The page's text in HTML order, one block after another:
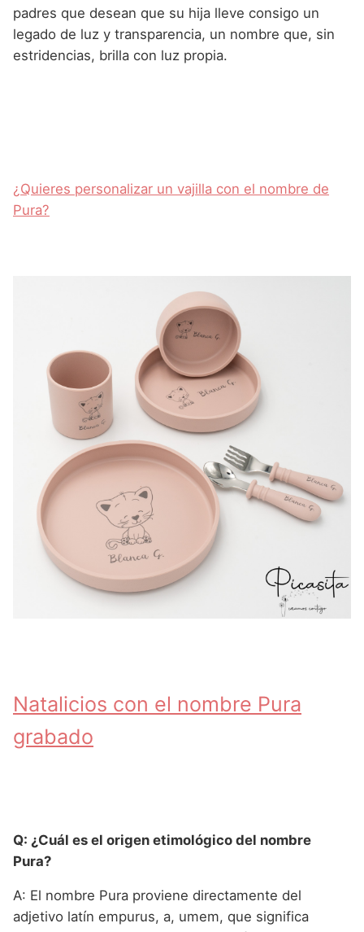
padres que desean que su hija lleve consigo un
legado de luz y transparencia, un nombre que, sin
estridencias, brilla con luz propia.
¿Quieres personalizar un vajilla con el nombre de
Pura?
Natalicios con el nombre Pura
grabado
Q: ¿Cuál es el origen etimológico del nombre
Pura?
A: El nombre Pura proviene directamente del
adjetivo latín empurus, a, umem, que significa